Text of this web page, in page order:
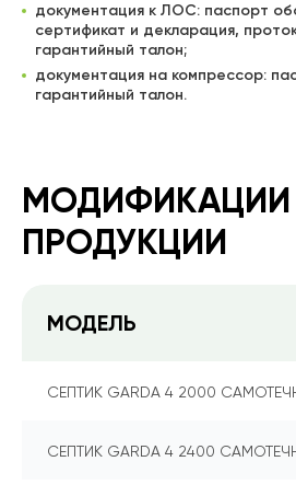
документация к ЛОС: паспорт
сертификат и декларация,
гарантийный талон;
документация на компрессор:
гарантийный талон.
МОДИФИКАЦИИ
ПРОДУКЦИИ
МОДЕЛЬ
СЕПТИК GARDA 4 2000
СЕПТИК GARDA 4 2400